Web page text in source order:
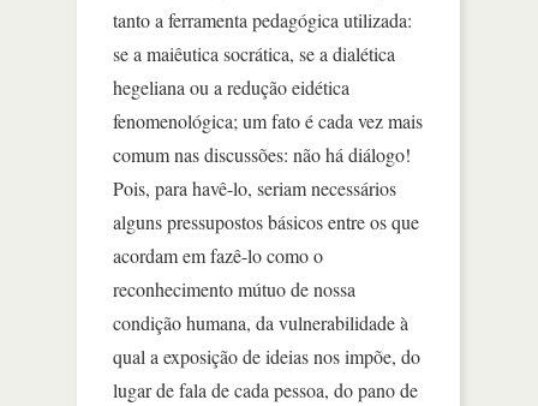
tanto a ferramenta pedagógica utilizada:
se a maiêutica socrática, se a dialética
hegeliana ou a redução eidética
fenomenológica; um fato é cada vez mais
comum nas discussões: não há diálogo!
Pois, para havê-lo, seriam necessários
alguns pressupostos básicos entre os que
acordam em fazê-lo como o
reconhecimento mútuo de nossa
condição humana, da vulnerabilidade à
qual a exposição de ideias nos impõe, do
lugar de fala de cada pessoa, do pano de